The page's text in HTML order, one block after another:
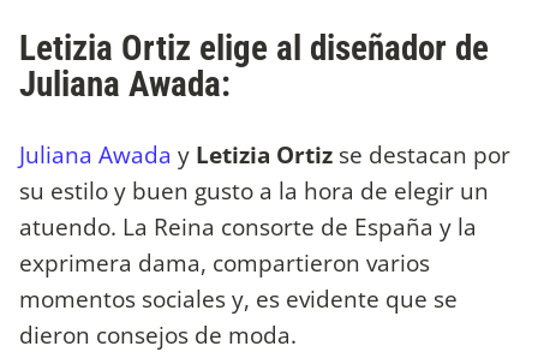
Letizia Ortiz elige al diseñador de
Juliana Awada:
Juliana Awada y Letizia Ortiz se destacan por
su estilo y buen gusto a la hora de elegir un
atuendo. La Reina consorte de España y la
exprimera dama, compartieron varios
momentos sociales y, es evidente que se
dieron consejos de moda.